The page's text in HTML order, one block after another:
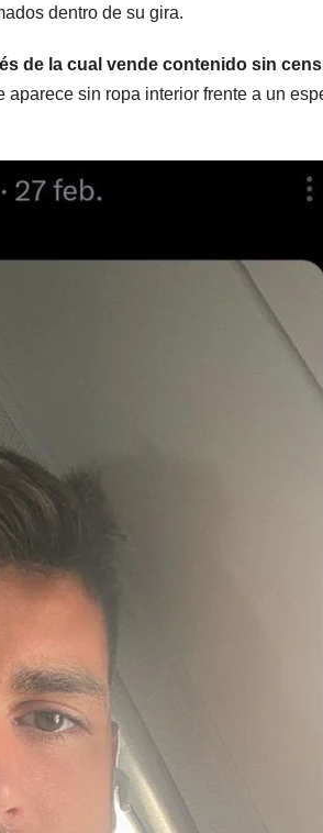
dentro de su gira.
de la cual vende contenido sin
sin ropa interior frente a un
qué
inquilinos
con
tuvo
en la
alta
El
aprobó
de
privada
7 AGOSTO,